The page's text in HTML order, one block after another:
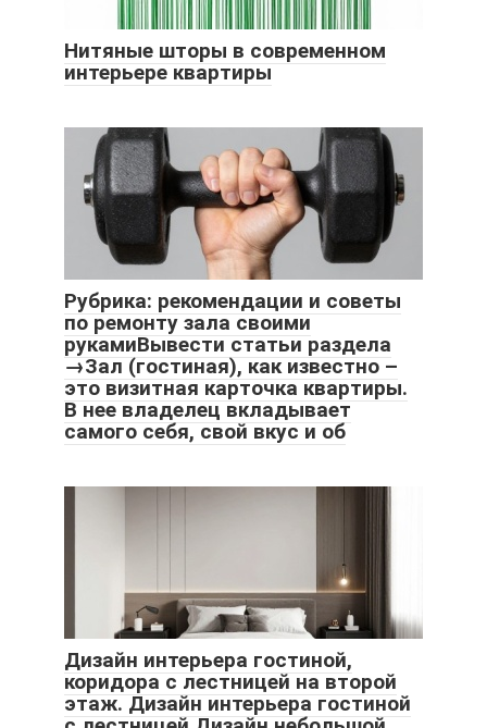
Нитяные шторы в современном
интерьере квартиры
Рубрика: рекомендации и советы
по ремонту зала своими
рукамиВывести статьи раздела
→Зал (гостиная), как известно –
это визитная карточка квартиры.
В нее владелец вкладывает
самого себя, свой вкус и об
Дизайн интерьера гостиной,
коридора с лестницей на второй
этаж. Дизайн интерьера гостиной